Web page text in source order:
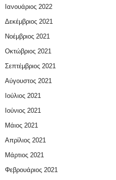
Ιανουάριος 2022
Δεκέμβριος 2021
Νοέμβριος 2021
Οκτώβριος 2021
Σεπτέμβριος 2021
Αύγουστος 2021
Ιούλιος 2021
Ιούνιος 2021
Μάιος 2021
Απρίλιος 2021
Μάρτιος 2021
Φεβρουάριος 2021